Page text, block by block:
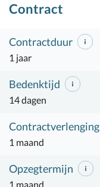
Contract
Contractduur
1 jaar
Bedenktijd
14 dagen
Contractverlenging
1 maand
Opzegtermijn
1 maand